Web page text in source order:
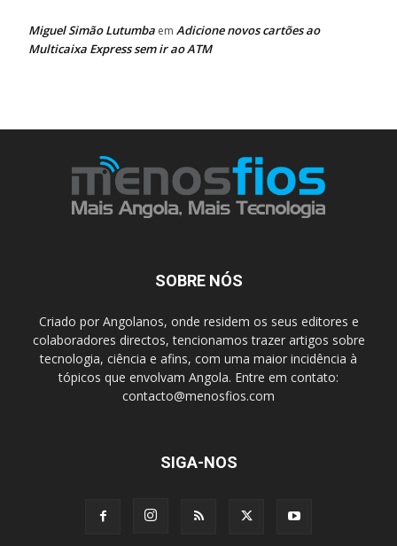
Miguel Simão Lutumba em Adicione novos cartões ao
Multicaixa Express sem ir ao ATM
SOBRE NÓS
Criado por Angolanos, onde residem os seus editores e
colaboradores directos, tencionamos trazer artigos sobre
tecnologia, ciência e afins, com uma maior incidência à
tópicos que envolvam Angola. Entre em contato:
contacto@menosfios.com
SIGA-NOS